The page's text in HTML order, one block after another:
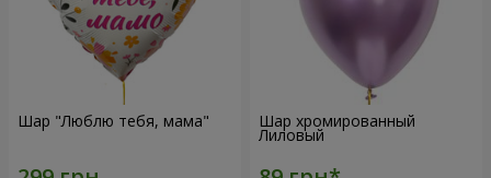
Шар "Люблю тебя, мама" Шар хромированный
Лиловый